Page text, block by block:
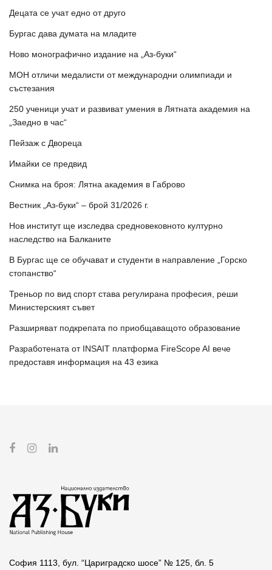
Децата се учат едно от друго
Бургас дава думата на младите
Ново монографично издание на „Аз-буки“
МОН отличи медалисти от международни олимпиади и
състезания
250 ученици учат и развиват умения в Лятната академия на
„Заедно в час“
Пейзаж с Двореца
Имайки се предвид
Снимка на броя: Лятна академия в Габрово
Вестник „Аз-буки“ – брой 31/2026 г.
Нов институт ще изследва средновековното културно
наследство на Балканите
В Бургас ще се обучават и студенти в направление „Горско
стопанство“
Треньор по вид спорт става регулирана професия, реши
Министерският съвет
Разширяват подкрепата по приобщаващото образование
Разработената от INSAIT платформа FireScope AI вече
предоставя информация на 43 езика
София 1113, бул. “Цариградско шосе” № 125, бл. 5